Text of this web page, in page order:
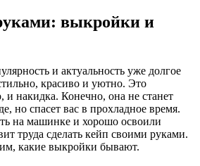
выкройки и
и актуальность уже долгое
красиво и уютно. Это
накидка. Конечно, она не станет
но спасет вас в прохладное время.
на машинке и хорошо освоили
труда сделать кейп своими руками.
какие выкройки бывают.